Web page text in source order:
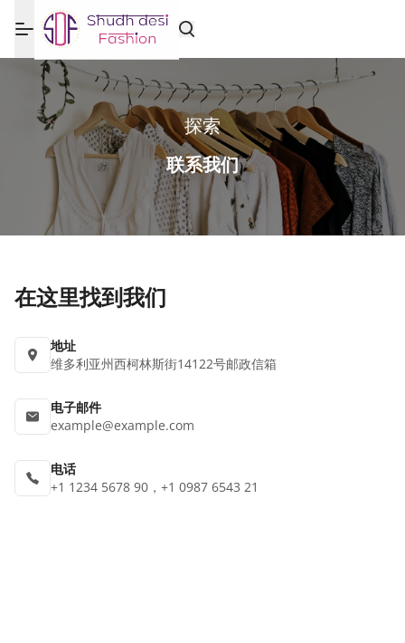
探索
联系我们
在这里找到我们
地址
维多利亚州西柯林斯街14122号邮政信箱
电子邮件
example@example.com
电话
+1 1234 5678 90，+1 0987 6543 21